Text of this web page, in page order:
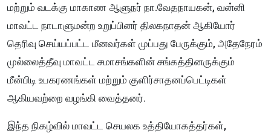
மற்றும் வடக்கு மாகாண ஆளுநர் நா.வேதநாயகன், வன்னி
மாவட்ட நாடாளுமன்ற உறுப்பினர் திலகநாதன் ஆகியோர்
தெரிவு செய்யப்பட்ட மீனவர்கள் முப்பது பேருக்கும், அதேநேரம்
முல்லைத்தீவு மாவட்ட சமாசங்களின் சங்கத்தினருக்கும்
மீன்பிடி உபகரணங்கள் மற்றும் குளிர்சாதனப்பெட்டிகள்
ஆகியவற்றை வழங்கி வைத்தனர்.
இந்த நிகழ்வில் மாவட்ட செயலக உத்தியோகத்தர்கள்,